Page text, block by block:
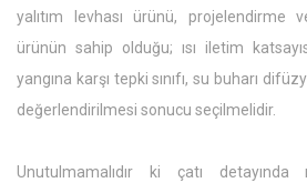
yalıtım levhası ürünü, projelendirme
ürünün sahip olduğu; ısı iletim
yangına karşı tepki sınıfı, su buharı
değerlendirilmesi sonucu seçilmelidir.
Unutulmamalıdır ki çatı detayında